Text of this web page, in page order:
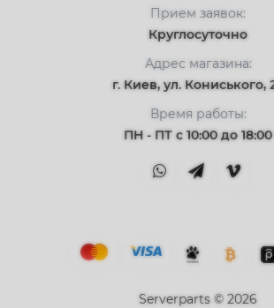
Прием заявок:
Круглосуточно
Адрес магазина:
г. Киев, ул. Кониського,
Время работы:
ПН - ПТ с 10:00 до 18:00
Serverparts © 2026